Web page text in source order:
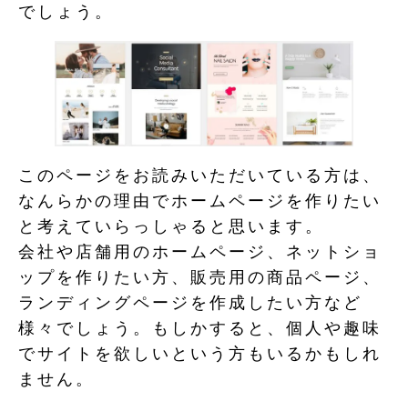
でしょう。
このページをお読みいただいている方は、
なんらかの理由でホームページを作りたい
と考えていらっしゃると思います。
会社や店舗用のホームページ、ネットショ
ップを作りたい方、販売用の商品ページ、
ランディングページを作成したい方など
様々でしょう。もしかすると、個人や趣味
でサイトを欲しいという方もいるかもしれ
ません。